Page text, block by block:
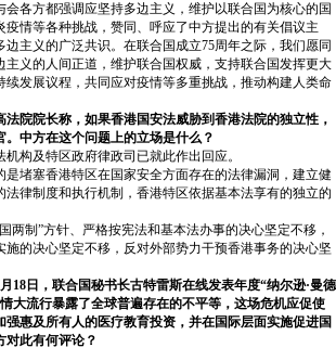
各方都强调应坚持多边主义，维护以联合国为核心的国
疫情等各种挑战，赞同、呼应了中方提出的有关倡议主
主义的广泛共识。在联合国成立75周年之际，我们愿同
主义的人间正道，维护联合国权威，支持联合国发挥更大
续发展议程，共同应对疫情等多重挑战，推动构建人类命
法院院长称，如果香港国安法威胁到香港法院的独立性，
中方在这个问题上的立场是什么？
及特区政府律政司已就此作出回应。
堵塞香港特区在国家安全方面存在的法律漏洞，建立健
法律制度和执行机制，香港特区依据基本法享有的独立的
制”方针、严格按宪法和基本法办事的决心坚定不移，
施的决心坚定不移，反对外部势力干预香港事务的决心坚
18日，联合国秘书长古特雷斯在线发表年度“纳尔逊·曼德
大流行暴露了全球普遍存在的不平等，这场危机应促使
惠及所有人的医疗教育投资，并在国际层面实施促进国
对此有何评论？